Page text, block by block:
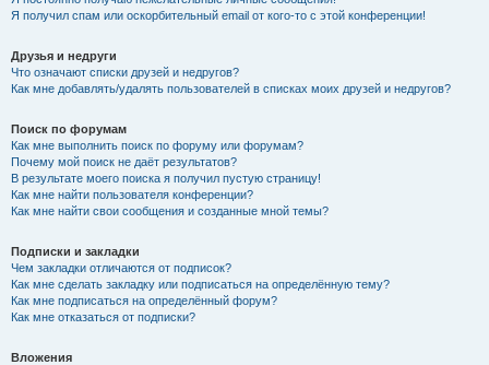
Я получил спам или оскорбительный email от кого-то с этой конференции!
Друзья и недруги
Что означают списки друзей и недругов?
Как мне добавлять/удалять пользователей в списках моих друзей и недругов?
Поиск по форумам
Как мне выполнить поиск по форуму или форумам?
Почему мой поиск не даёт результатов?
В результате моего поиска я получил пустую страницу!
Как мне найти пользователя конференции?
Как мне найти свои сообщения и созданные мной темы?
Подписки и закладки
Чем закладки отличаются от подписок?
Как мне сделать закладку или подписаться на определённую тему?
Как мне подписаться на определённый форум?
Как мне отказаться от подписки?
Вложения